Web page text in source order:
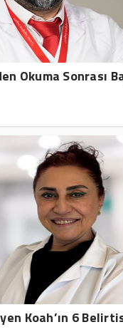
Okuma Sonrası
Koah’ın 6